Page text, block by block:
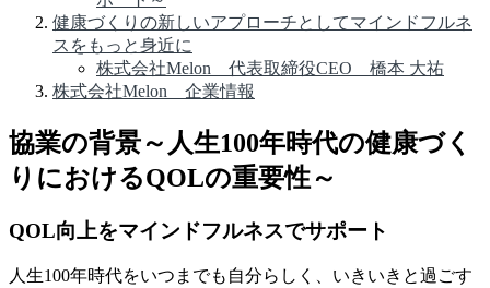
健康づくりの新しいアプローチとしてマインドフルネ
スをもっと身近に
株式会社Melon 代表取締役CEO 橋本 大祐
株式会社Melon 企業情報
協業の背景～人生100年時代の健康づく
りにおけるQOLの重要性～
QOL向上をマインドフルネスでサポート
人生100年時代をいつまでも自分らしく、いきいきと過ごす